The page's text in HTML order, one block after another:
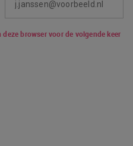
browser voor de volgende keer